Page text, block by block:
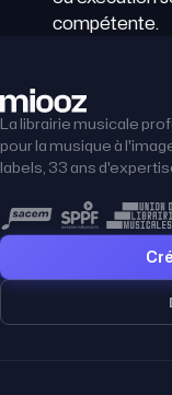
compétente.
La librairie musicale
pour la musique à
labels, 33 ans